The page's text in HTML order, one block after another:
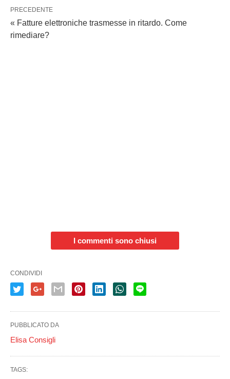
PRECEDENTE
« Fatture elettroniche trasmesse in ritardo. Come
rimediare?
I commenti sono chiusi
CONDIVIDI
PUBBLICATO DA
Elisa Consigli
TAGS: